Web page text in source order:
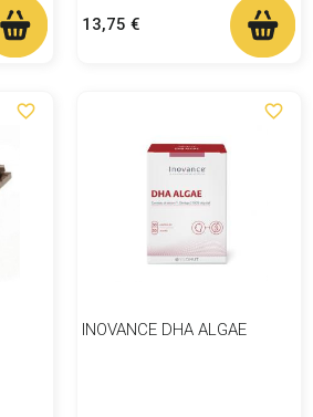
Prix
13,75 €
favorite_border favorite_border
INOVANCE DHA ALGAE